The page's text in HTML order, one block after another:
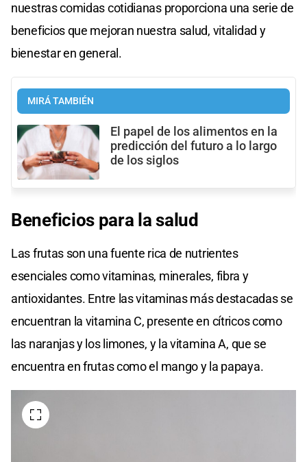
nuestras comidas cotidianas proporciona una serie de
beneficios que mejoran nuestra salud, vitalidad y
bienestar en general.
MIRÁ TAMBIÉN
El papel de los alimentos en la
predicción del futuro a lo largo
de los siglos
Beneficios para la salud
Las frutas son una fuente rica de nutrientes
esenciales como vitaminas, minerales, fibra y
antioxidantes. Entre las vitaminas más destacadas se
encuentran la vitamina C, presente en cítricos como
las naranjas y los limones, y la vitamina A, que se
encuentra en frutas como el mango y la papaya.